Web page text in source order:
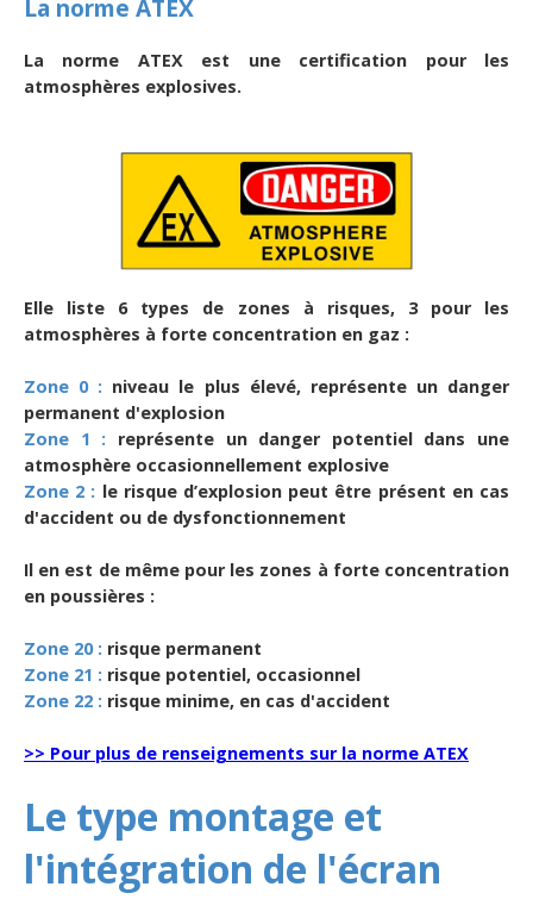
La norme ATEX
La norme ATEX est une certification pour les
atmosphères explosives.
Elle liste 6 types de zones à risques, 3 pour les
atmosphères à forte concentration en gaz :
Zone 0 : niveau le plus élevé, représente un danger
permanent d'explosion
Zone 1 : représente un danger potentiel dans une
atmosphère occasionnellement explosive
Zone 2 : le risque d’explosion peut être présent en cas
d'accident ou de dysfonctionnement
Il en est de même pour les zones à forte concentration
en poussières :
Zone 20 : risque permanent
Zone 21 : risque potentiel, occasionnel
Zone 22 : risque minime, en cas d'accident
>> Pour plus de renseignements sur la norme ATEX
Le type montage et
l'intégration de l'écran